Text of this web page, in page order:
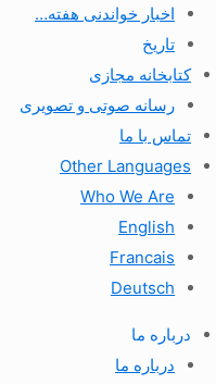
اخبار خواندنی هفته…
تاریخ
کتابخانه مجازی
رسانه صوتی و تصویری
تماس با ما
Other Languages
Who We Are
English
Francais
Deutsch
درباره ما
درباره ما